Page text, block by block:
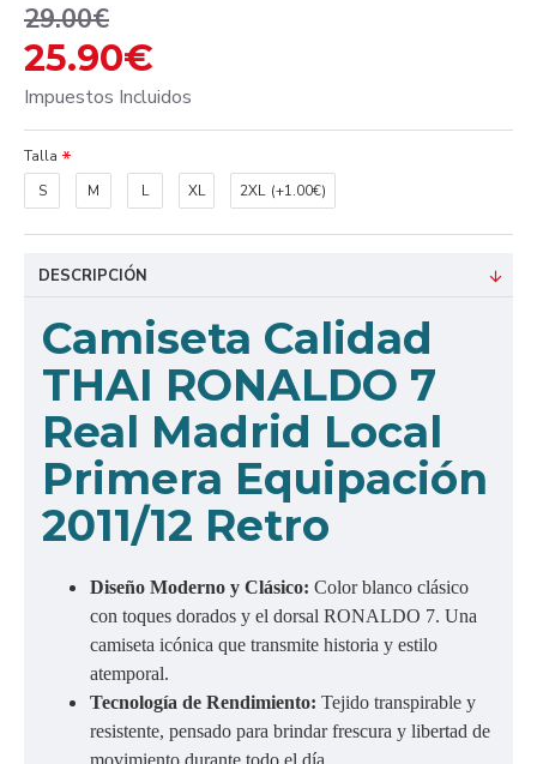
25.90€
29.00€
Impuestos Incluidos
Talla
S
M L XL 2XL (+1.00€)
DESCRIPCIÓN
Camiseta Calidad
THAI RONALDO 7
Real Madrid Local
Primera Equipación
2011/12 Retro
Diseño Moderno y Clásico: Color blanco clásico
con toques dorados y el dorsal RONALDO 7. Una
camiseta icónica que transmite historia y estilo
atemporal.
Tecnología de Rendimiento: Tejido transpirable y
resistente, pensado para brindar frescura y libertad de
movimiento durante todo el día.